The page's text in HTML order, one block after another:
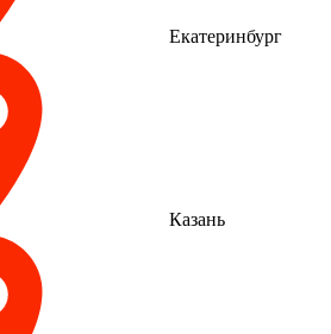
Екатеринбург
Казань